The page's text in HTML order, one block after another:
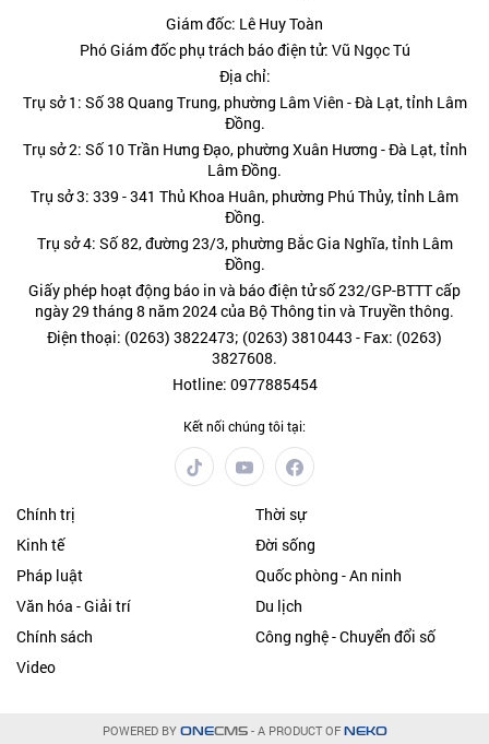
Giám đốc: Lê Huy Toàn
Phó Giám đốc phụ trách báo điện tử: Vũ Ngọc Tú
Địa chỉ:
Trụ sở 1: Số 38 Quang Trung, phường Lâm Viên - Đà Lạt, tỉnh Lâm
Đồng.
Trụ sở 2: Số 10 Trần Hưng Đạo, phường Xuân Hương - Đà Lạt, tỉnh
Lâm Đồng.
Trụ sở 3: 339 - 341 Thủ Khoa Huân, phường Phú Thủy, tỉnh Lâm
Đồng.
Trụ sở 4: Số 82, đường 23/3, phường Bắc Gia Nghĩa, tỉnh Lâm
Đồng.
Giấy phép hoạt động báo in và báo điện tử số 232/GP-BTTT cấp
ngày 29 tháng 8 năm 2024 của Bộ Thông tin và Truyền thông.
Điện thoại: (0263) 3822473; (0263) 3810443 - Fax: (0263)
3827608.
Hotline: 0977885454
Kết nối chúng tôi tại:
Chính trị
Thời sự
Kinh tế
Đời sống
Pháp luật
Quốc phòng - An ninh
Văn hóa - Giải trí
Du lịch
Chính sách
Công nghệ - Chuyển đổi số
Video
POWERED BY ONECMS- A PRODUCT OF NEKO